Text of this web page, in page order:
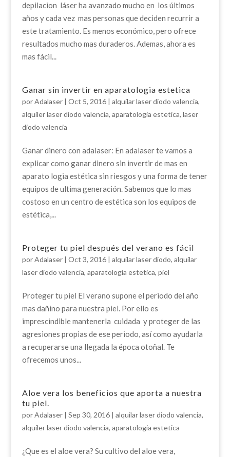
depilacion láser ha avanzado mucho en los últimos
años y cada vez mas personas que deciden recurrir a
este tratamiento. Es menos económico, pero ofrece
resultados mucho mas duraderos. Ademas, ahora es
mas fácil...
Ganar sin invertir en aparatologia estetica
porAdalaser| Oct 5, 2016| alquilar laser diodo valencia,
alquiler laser diodo valencia, aparatologia estetica, laser
diodo valencia
Ganar dinero con adalaser: En adalaser te vamos a
explicar como ganar dinero sin invertir de mas en
aparato logia estética sin riesgos y una forma de tener
equipos de ultima generación. Sabemos que lo mas
costoso en un centro de estética son los equipos de
estética,...
Proteger tu piel después del verano es fácil
porAdalaser| Oct 3, 2016| alquilar laser diodo, alquilar
laser diodo valencia, aparatologia estetica, piel
Proteger tu piel El verano supone el periodo del año
mas dañino para nuestra piel. Por ello es
imprescindible mantenerla cuidada y proteger de las
agresiones propias de ese periodo, así como ayudarla
a recuperarse una llegada la época otoñal. Te
ofrecemos unos...
Aloe vera los beneficios que aporta a nuestra
tu piel.
porAdalaser| Sep 30, 2016| alquilar laser diodo valencia,
alquiler laser diodo valencia, aparatologia estetica
¿Que es el aloe vera? Su cultivo del aloe vera,